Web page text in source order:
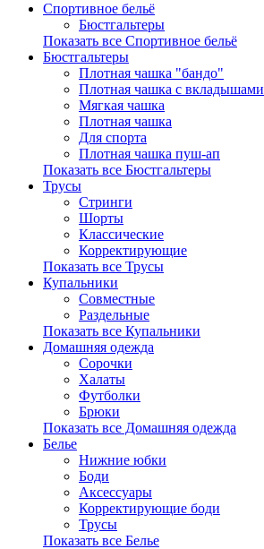
Спортивное бельё
Бюстгальтеры
Показать все Спортивное бельё
Бюстгальтеры
Плотная чашка "бандо"
Плотная чашка с вкладышами
Мягкая чашка
Плотная чашка
Для спорта
Плотная чашка пуш-ап
Показать все Бюстгальтеры
Трусы
Стринги
Шорты
Классические
Корректирующие
Показать все Трусы
Купальники
Совместные
Раздельные
Показать все Купальники
Домашняя одежда
Сорочки
Халаты
Футболки
Брюки
Показать все Домашняя одежда
Белье
Нижние юбки
Боди
Аксессуары
Корректирующие боди
Трусы
Показать все Белье